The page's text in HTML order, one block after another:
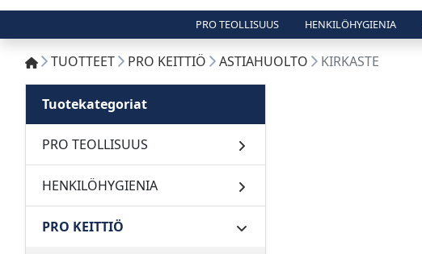
PRO TEOLLISUUS HENKILÖHYGIENIA
TUOTTEET PRO KEITTIÖ ASTIAHUOLTO KIRKASTE
Tuotekategoriat
PRO TEOLLISUUS
HENKILÖHYGIENIA
PRO KEITTIÖ